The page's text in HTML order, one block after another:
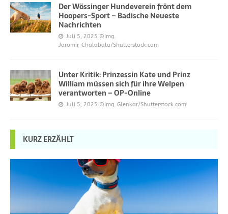
Der Wössinger Hundeverein frönt dem
Hoopers-Sport – Badische Neueste
Nachrichten
Juli 5, 2025 ©Img.
Jaromir_Chalabala/Shutterstock.com
Unter Kritik: Prinzessin Kate und Prinz
William müssen sich für ihre Welpen
verantworten – OP-Online
Juli 5, 2025 ©Img. Glenkar/Shutterstock.com
KURZ ERZÄHLT